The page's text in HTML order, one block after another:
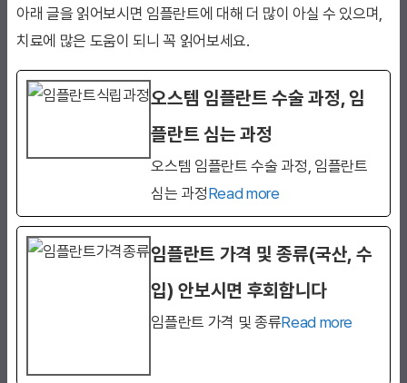
아래 글을 읽어보시면 임플란트에 대해 더 많이 아실 수 있으며,
치료에 많은 도움이 되니 꼭 읽어보세요.
오스템 임플란트 수술 과정, 임
플란트 심는 과정
오스템 임플란트 수술 과정, 임플란트
심는 과정Read more
임플란트 가격 및 종류(국산, 수
입) 안보시면 후회합니다
임플란트 가격 및 종류Read more